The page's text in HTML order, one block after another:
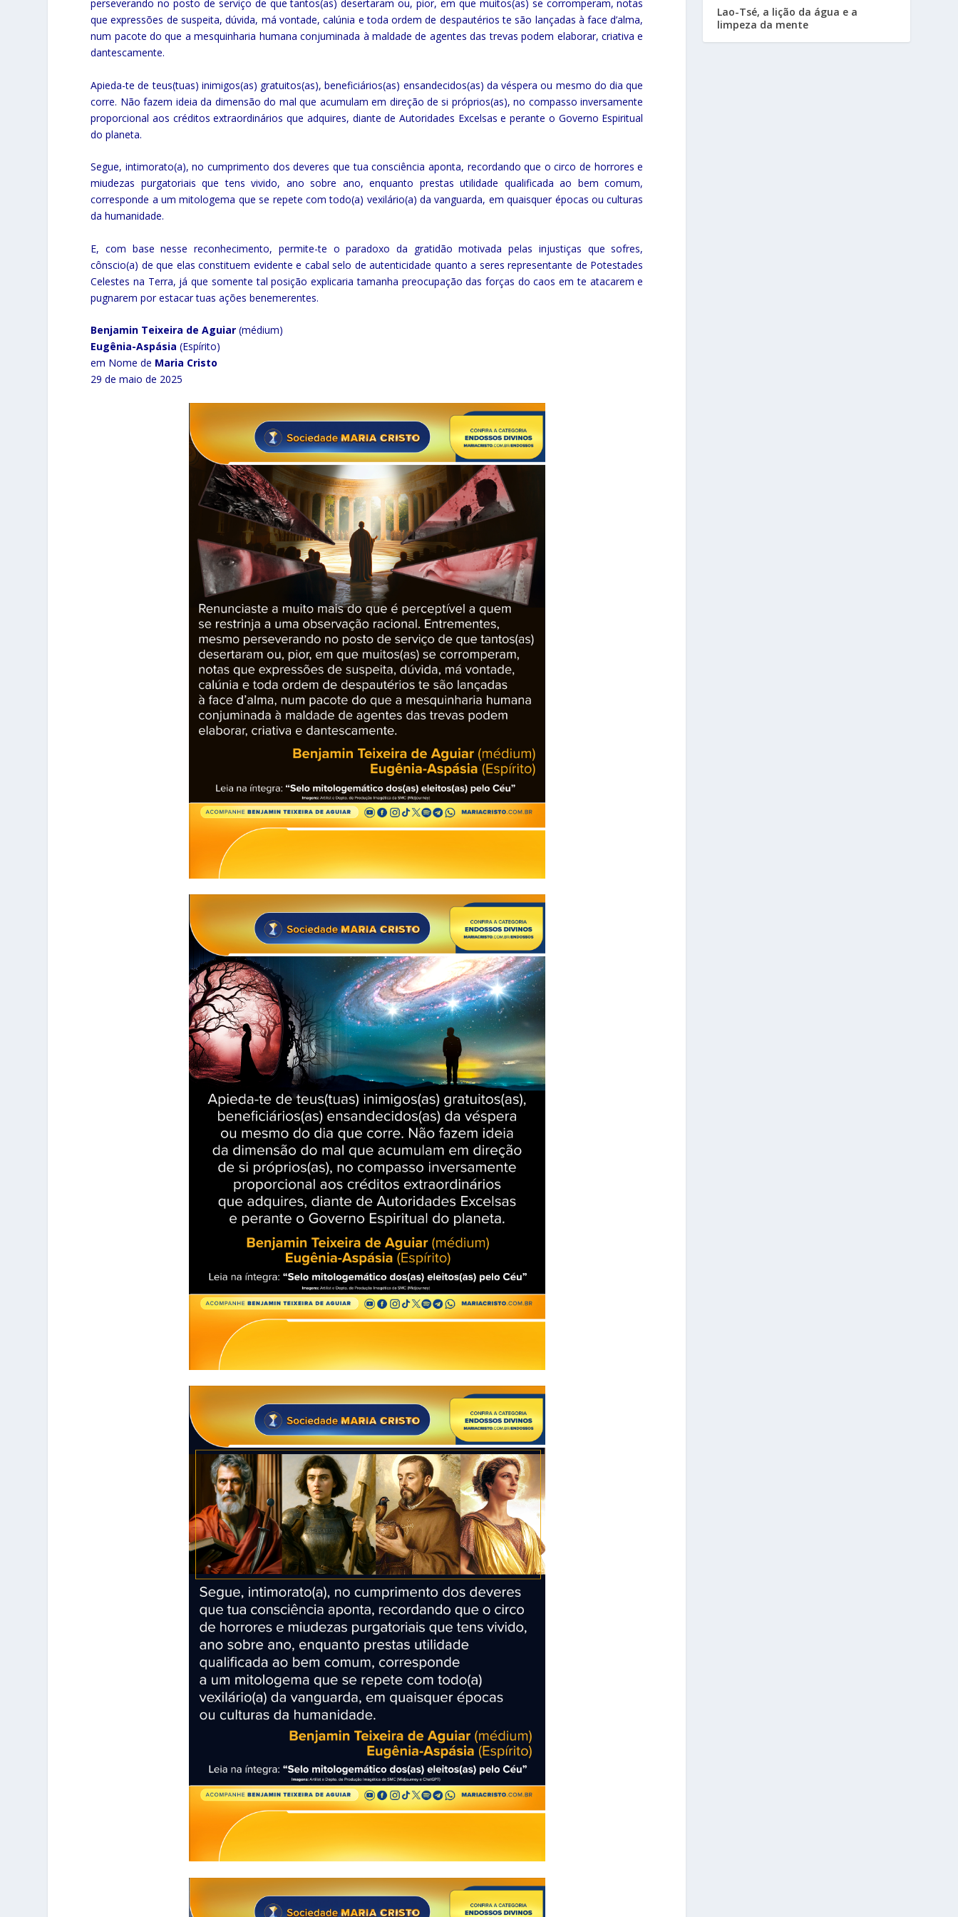
perseverando no posto de serviço de que tantos(as) desertaram ou, pior, em que muitos(as) se corromperam, notas
que expressões de suspeita, dúvida, má vontade, calúnia e toda ordem de despautérios te são lançadas à face d’alma,
num pacote do que a mesquinharia humana conjuminada à maldade de agentes das trevas podem elaborar, criativa e
dantescamente.
Apieda-te de teus(tuas) inimigos(as) gratuitos(as), beneficiários(as) ensandecidos(as) da véspera ou mesmo do dia que
corre. Não fazem ideia da dimensão do mal que acumulam em direção de si próprios(as), no compasso inversamente
proporcional aos créditos extraordinários que adquires, diante de Autoridades Excelsas e perante o Governo Espiritual
do planeta.
Segue, intimorato(a), no cumprimento dos deveres que tua consciência aponta, recordando que o circo de horrores e
miudezas purgatoriais que tens vivido, ano sobre ano, enquanto prestas utilidade qualificada ao bem comum,
corresponde a um mitologema que se repete com todo(a) vexilário(a) da vanguarda, em quaisquer épocas ou culturas
da humanidade.
E, com base nesse reconhecimento, permite-te o paradoxo da gratidão motivada pelas injustiças que sofres,
cônscio(a) de que elas constituem evidente e cabal selo de autenticidade quanto a seres representante de Potestades
Celestes na Terra, já que somente tal posição explicaria tamanha preocupação das forças do caos em te atacarem e
pugnarem por estacar tuas ações benemerentes.
Benjamin Teixeira de Aguiar (médium)
Eugênia-Aspásia (Espírito)
em Nome de Maria Cristo
29 de maio de 2025
Lao-Tsé, a lição da água e a
limpeza da mente